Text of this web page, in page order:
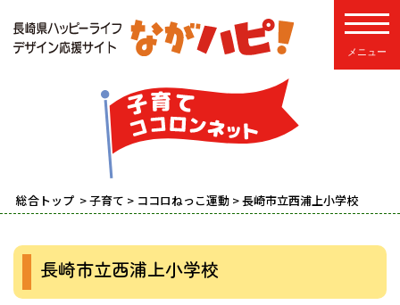
総合トップ >子育て > ココロねっこ運動 > 長崎市立西浦上小学校
長崎市立西浦上小学校